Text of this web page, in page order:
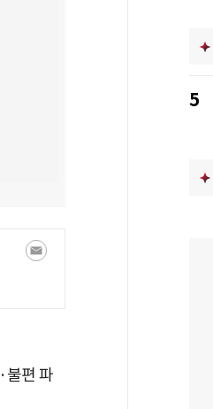
불편 파
5